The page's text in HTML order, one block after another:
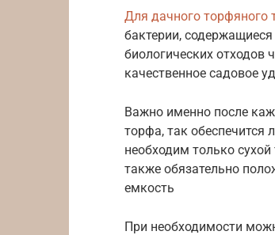
Для дачного торфяного
бактерии,
биологических отходов
качественное садовое
Важно именно после
торфа, так обеспечится
необходим только
также обязательно
емкость
При необходимости